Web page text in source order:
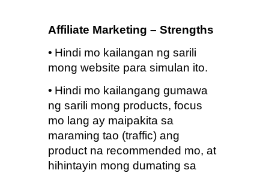
Affiliate Marketing – Strengths
• Hindi mo kailangan ng sarili
mong website para simulan ito.
• Hindi mo kailangang gumawa
ng sarili mong products, focus
mo lang ay maipakita sa
maraming tao (traffic) ang
product na recommended mo, at
hihintayin mong dumating sa